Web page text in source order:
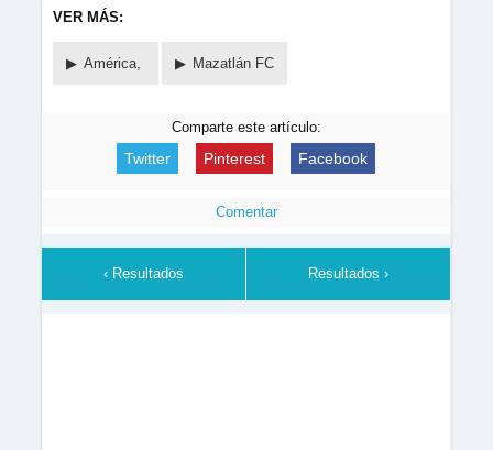
VER MÁS:
América, Mazatlán FC
Comparte este artículo:
Twitter Pinterest Facebook
Comentar
‹ Resultados Resultados ›